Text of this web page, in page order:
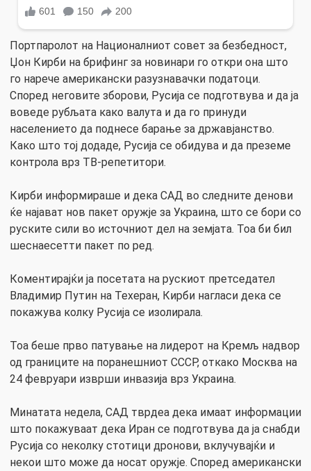
Портпаролот на Националниот совет за безбедност,
Џон Кирби на брифинг за новинари го откри она што
го нарече американски разузнавачки податоци.
Според неговите зборови, Русија се подготвува и да ја
воведе рубљата како валута и да го принуди
населението да поднесе барање за државјанство.
Како што тој додаде, Русија се обидува и да преземе
контрола врз ТВ-репетитори.
Кирби информираше и дека САД во следните денови
ќе најават нов пакет оружје за Украина, што се бори со
руските сили во источниот дел на земјата. Тоа би бил
шеснаесетти пакет по ред.
Коментирајќи ја посетата на рускиот претседател
Владимир Путин на Техеран, Кирби нагласи дека се
покажува колку Русија се изолирала.
Тоа беше прво патување на лидерот на Кремљ надвор
од границите на поранешниот СССР, откако Москва на
24 февруари изврши инвазија врз Украина.
Минатата недела, САД тврдеа дека имаат информации
што покажуваат дека Иран се подготвува да ја снабди
Русија со неколку стотици дронови, вклучувајќи и
некои што може да носат оружје. Според американски